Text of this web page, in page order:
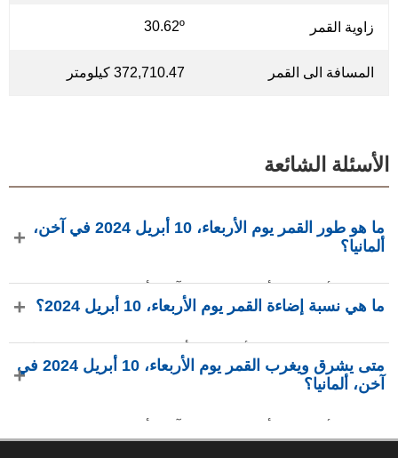
زاوية القمر 30.62º
المسافة الى القمر 372,710.47 كيلومتر
الأسئلة الشائعة
ما هو طور القمر يوم الأربعاء، 10 أبريل 2024 في آخن،
ألمانيا؟
هلال بإضاءة 6.59%، عمره 2.44 يومًا، ويقع في كوكبة الحمل (♈).ما هي نسبة إضاءة القمر يوم الأربعاء، 10 أبريل 2024؟
لـ phasesmoon.com.
متى يشرق ويغرب القمر يوم الأربعاء، 10 أبريل 2024 في
آخن، ألمانيا؟